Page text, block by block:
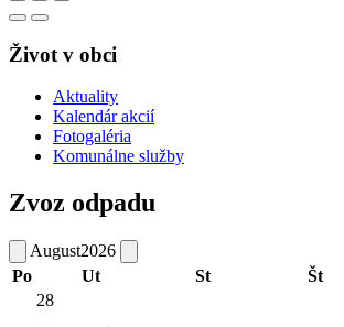
Život v obci
Aktuality
Kalendár akcií
Fotogaléria
Komunálne služby
Zvoz odpadu
August2026
Po
Ut St Št
28